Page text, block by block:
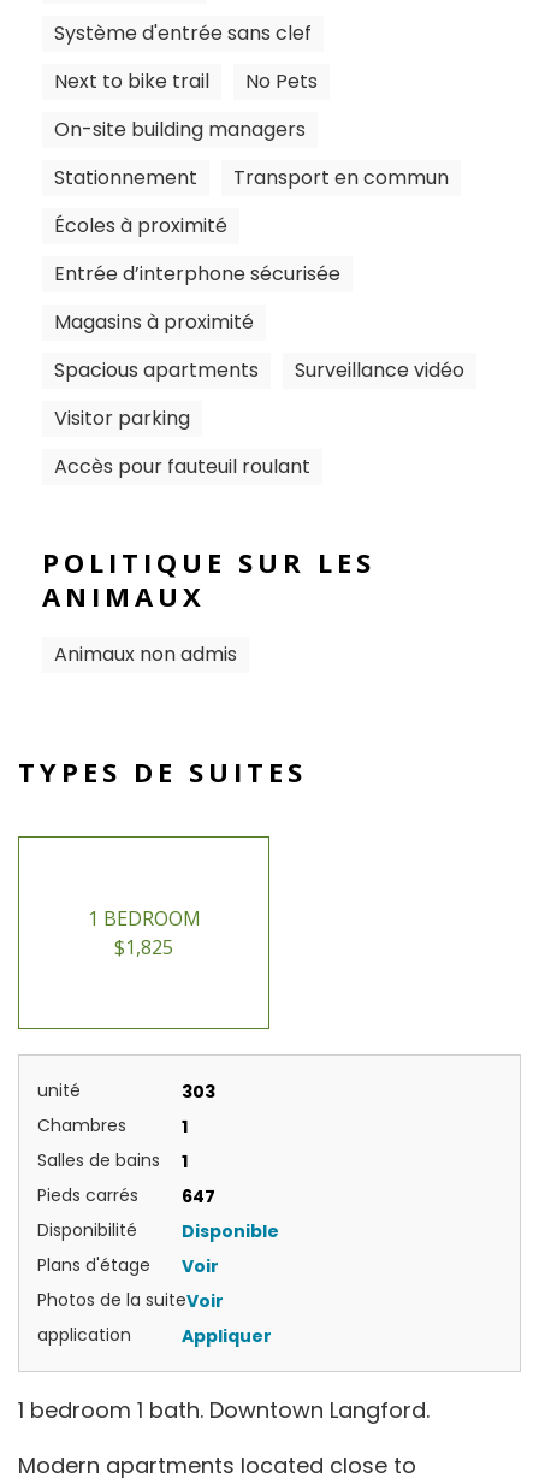
Système d'entrée sans clef
Next to bike trail
No Pets
On-site building managers
Stationnement
Transport en commun
Écoles à proximité
Entrée d’interphone sécurisée
Magasins à proximité
Spacious apartments
Surveillance vidéo
Visitor parking
Accès pour fauteuil roulant
POLITIQUE SUR LES
ANIMAUX
Animaux non admis
TYPES DE SUITES
1 BEDROOM
$1,825
unité
303
Chambres
1
Salles de bains
1
Pieds carrés
647
Disponibilité
Disponible
Plans d'étage
Voir
Photos de la suiteVoir
application
Appliquer
1 bedroom 1 bath. Downtown Langford.
Modern apartments located close to